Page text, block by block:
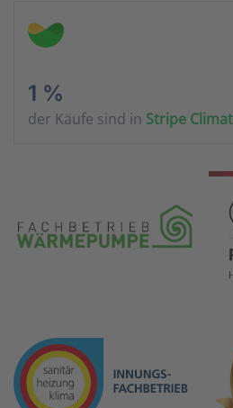
1 %
der Käufe sind in Stripe